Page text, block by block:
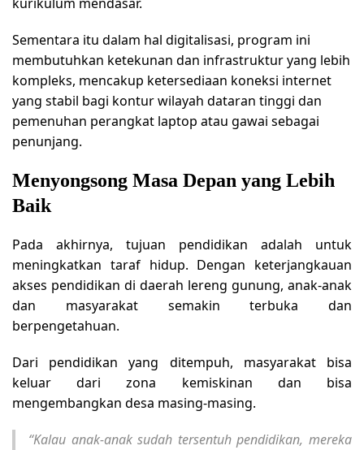
Sementara itu dalam hal digitalisasi, program ini
membutuhkan ketekunan dan infrastruktur yang lebih
kompleks, mencakup ketersediaan koneksi internet
yang stabil bagi kontur wilayah dataran tinggi dan
pemenuhan perangkat laptop atau gawai sebagai
penunjang.
Menyongsong Masa Depan yang Lebih
Baik
Pada akhirnya, tujuan pendidikan adalah untuk
meningkatkan taraf hidup. Dengan keterjangkauan
akses pendidikan di daerah lereng gunung, anak-anak
dan masyarakat semakin terbuka dan
berpengetahuan.
Dari pendidikan yang ditempuh, masyarakat bisa
keluar dari zona kemiskinan dan bisa
mengembangkan desa masing-masing.
“Kalau anak-anak sudah tersentuh pendidikan, mereka